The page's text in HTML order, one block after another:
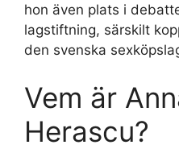
hon även plats i
lagstiftning, särskilt
den svenska
Vem är
Herascu?